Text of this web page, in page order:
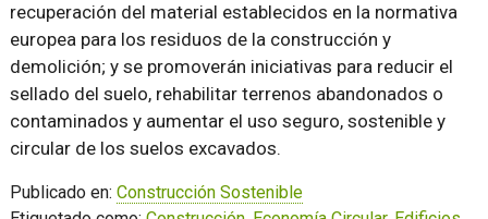
recuperación del material establecidos en la normativa
europea para los residuos de la construcción y
demolición; y se promoverán iniciativas para reducir el
sellado del suelo, rehabilitar terrenos abandonados o
contaminados y aumentar el uso seguro, sostenible y
circular de los suelos excavados.
Publicado en: Construcción Sostenible